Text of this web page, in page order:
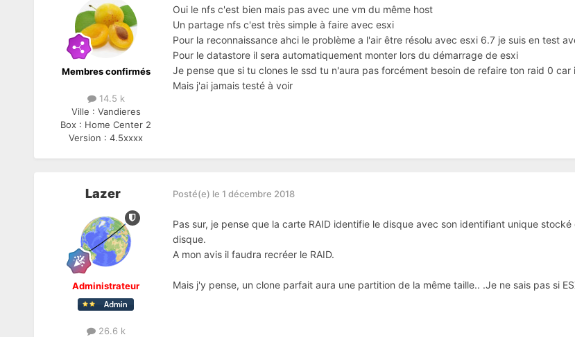
Membres confirmés
14.5 k
Ville : Vandieres
Box : Home Center 2
Version :4.5xxxx
Oui le nfs c'est bien mais pas avec une vm du même host
Un partage nfs c'est très simple à faire avec esxi
Pour la reconnaissance ahci le problème a l'air être résolu avec esxi 6.7 je suis en test
Pour le datastore il sera automatiquement monter lors du démarrage de esxi
Je pense que si tu clones le ssd tu n'aura pas forcément besoin de refaire ton raid 0 car
Mais j'ai jamais testé à voir
Lazer
Administrateur
26.6 k
Posté(e) le 1 décembre 2018
Pas sur, je pense que la carte RAID identifie le disque avec son identifiant unique
disque.
A mon avis il faudra recréer le RAID.
Mais j'y pense, un clone parfait aura une partition de la même taille.. .Je ne sais pas si